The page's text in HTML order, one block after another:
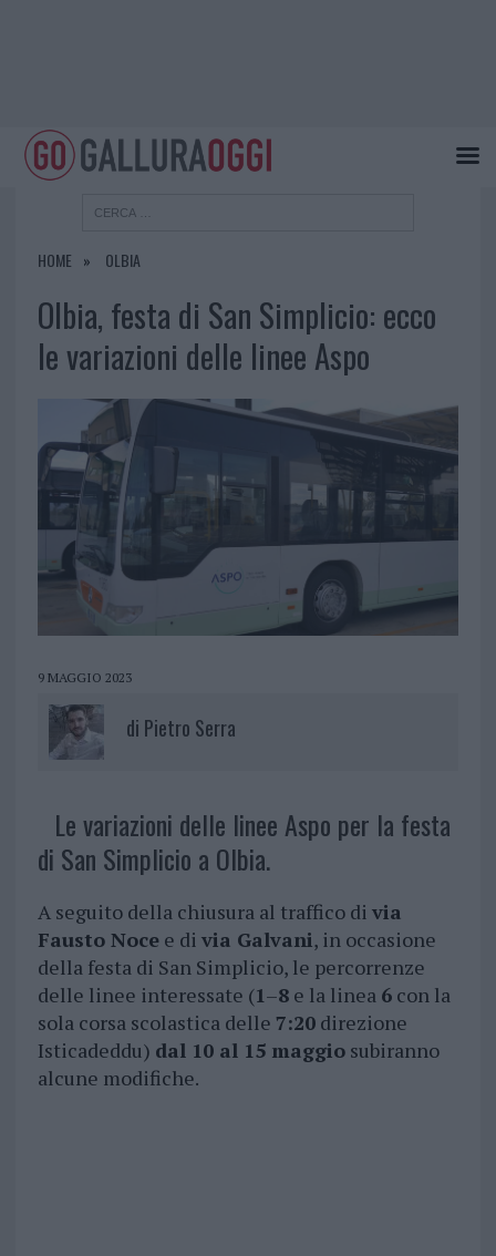
HOME OLBIA
Olbia, festa di San Simplicio: ecco
le variazioni delle linee Aspo
9 MAGGIO 2023
di Pietro Serra
Le variazioni delle linee Aspo per la festa
di San Simplicio a Olbia.
A seguito della chiusura al traffico di via
Fausto Nocee di via Galvani, in occasione
della festa di San Simplicio, le percorrenze
delle linee interessate (1–8e la linea 6con la
sola corsa scolastica delle 7:20direzione
Isticadeddu) dal 10 al 15 maggiosubiranno
alcune modifiche.